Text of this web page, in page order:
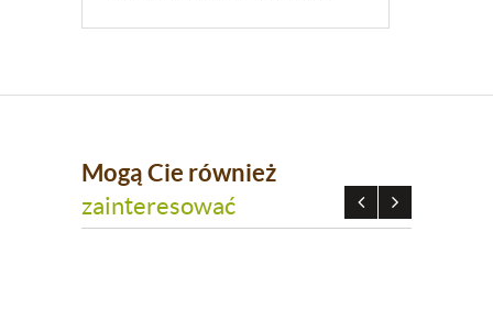
Mogą Cie również
zainteresować